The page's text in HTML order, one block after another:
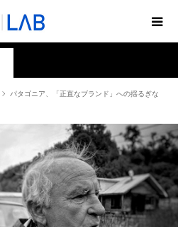
パタゴニア、「正直なブランド」への揺るぎな